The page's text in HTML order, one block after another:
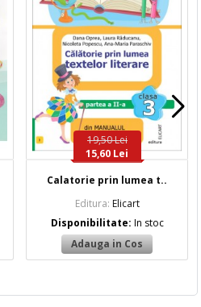
19,50 Lei
15,60 Lei
Calatorie prin lumea t..
Editura: Elicart
Disponibilitate: In stoc